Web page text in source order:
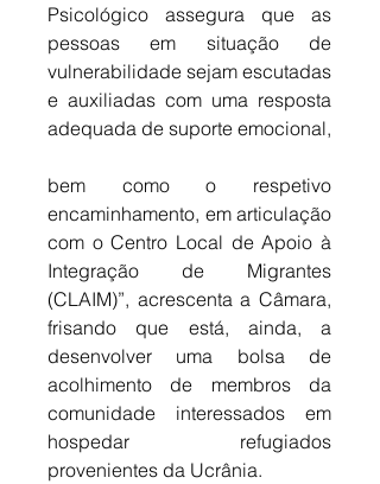
Psicológico assegura que as
pessoas em situação de
vulnerabilidade sejam escutadas
e auxiliadas com uma resposta
bem como o respetivo
encaminhamento, em articulação
com o Centro Local de Apoio à
Integração de Migrantes
(CLAIM)”, acrescenta a Câmara,
frisando que está, ainda, a
desenvolver uma bolsa de
acolhimento de membros da
comunidade interessados em
hospedar refugiados
provenientes da Ucrânia.